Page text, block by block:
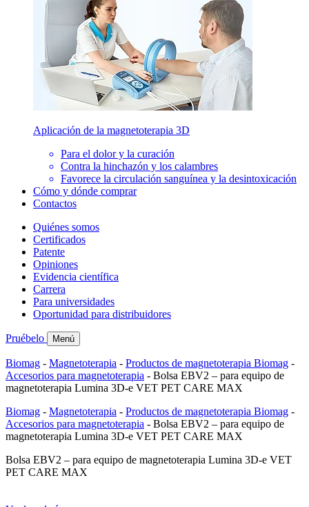
Aplicación de la magnetoterapia 3D
Para el dolor y la curación
Contra la hinchazón y los calambres
Favorece la circulación sanguínea y la desintoxicación
Cómo y dónde comprar
Contactos
Quiénes somos
Certificados
Patente
Opiniones
Evidencia científica
Carrera
Para universidades
Oportunidad para distribuidores
Pruébelo Menú
Biomag - Magnetoterapia - Productos de magnetoterapia Biomag -
Accesorios para magnetoterapia - Bolsa EBV2 – para equipo de
magnetoterapia Lumina 3D-e VET PET CARE MAX
Biomag - Magnetoterapia - Productos de magnetoterapia Biomag -
Accesorios para magnetoterapia - Bolsa EBV2 – para equipo de
magnetoterapia Lumina 3D-e VET PET CARE MAX
Bolsa EBV2 – para equipo de magnetoterapia Lumina 3D-e VET
PET CARE MAX